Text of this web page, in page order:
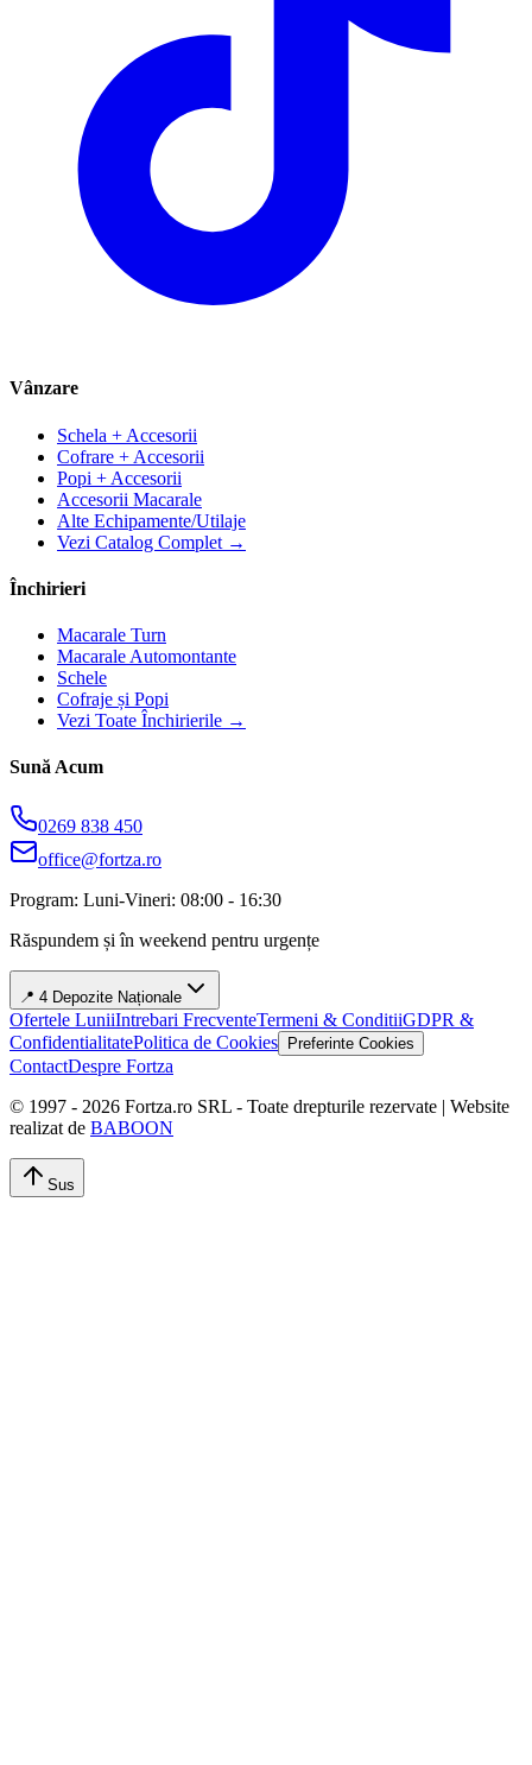
Vânzare
Schela + Accesorii
Cofrare + Accesorii
Popi + Accesorii
Accesorii Macarale
Alte Echipamente/Utilaje
Vezi Catalog Complet →
Închirieri
Macarale Turn
Macarale Automontante
Schele
Cofraje și Popi
Vezi Toate Închirierile →
Sună Acum
0269 838 450
office@fortza.ro
Program: Luni-Vineri: 08:00 - 16:30
Răspundem și în weekend pentru urgențe
📍 4 Depozite Naționale
Ofertele LuniiIntrebari FrecventeTermeni & ConditiiGDPR &
ConfidentialitatePolitica de Cookies Preferinte Cookies
ContactDespre Fortza
© 1997 - 2026 Fortza.ro SRL - Toate drepturile rezervate | Website
realizat de BABOON
Sus